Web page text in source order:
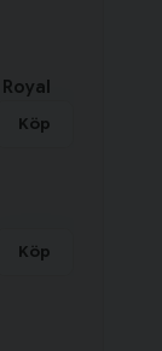
Köp
Köp